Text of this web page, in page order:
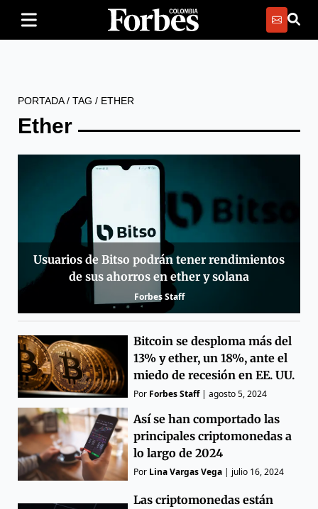
PORTADA/ TAG / ETHER
Ether
Usuarios de Bitso podrán tener rendimientos
de sus ahorros en ether y solana
Forbes Staff
Bitcoin se desploma más del
13% y ether, un 18%, ante el
miedo de recesión en EE. UU.
Por Forbes Staff|agosto 5, 2024
Así se han comportado las
principales criptomonedas a
lo largo de 2024
Por Lina Vargas Vega | julio 16, 2024
Las criptomonedas están